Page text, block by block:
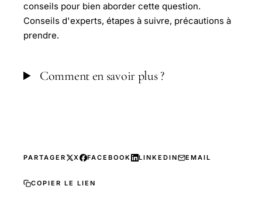
conseils pour bien aborder cette question.
Conseils d'experts, étapes à suivre, précautions à
prendre.
Comment en savoir plus ?
PARTAGER X FACEBOOK LINKEDIN EMAIL
COPIER LE LIEN